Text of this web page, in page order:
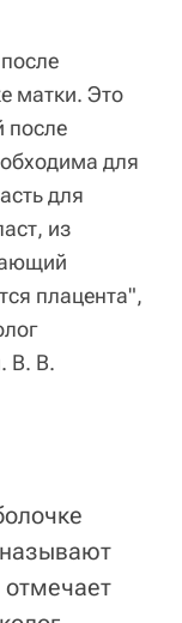
матки. Это
после
для
для
из
плацента",
В. В.